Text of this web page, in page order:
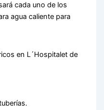
cada uno de los
agua caliente para